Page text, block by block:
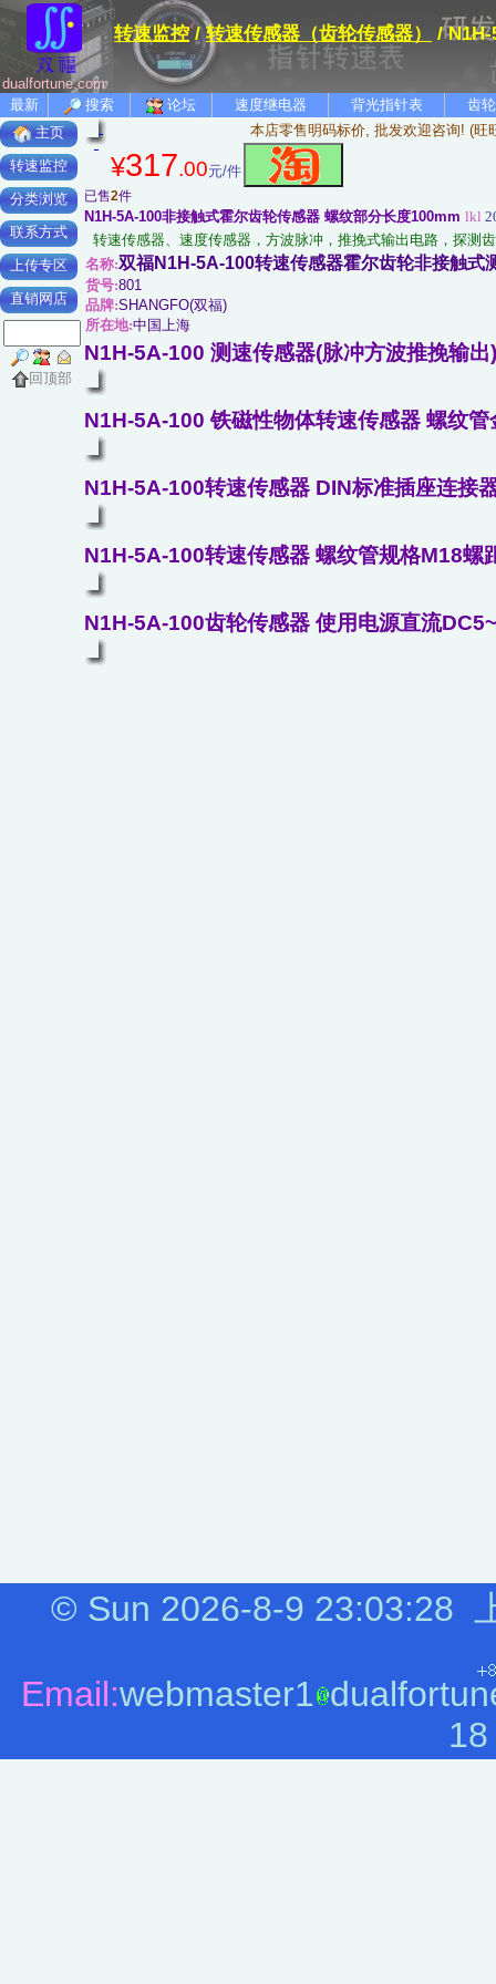
dualfortune.com
转速监控/转速传感器（齿轮传感器） /
最新 搜索 论坛 速度继电器 背光指针表
齿
主页
转速监控
分类浏览
联系方式
上传专区
直销网店
回顶部
本店零售明码标价, 批发欢迎咨询! (旺
¥317.00元/件
已售2件
N1H-5A-100非接触式霍尔齿轮传感器 螺纹部分长度100mm lkl
转速传感器、速度传感器，方波脉冲，推挽式输出电路，探测
名称:双福N1H-5A-100转速传感器霍尔齿轮非接触式
货号:801
品牌:SHANGFO(双福)
所在地:中国上海
N1H-5A-100 测速传感器(脉冲方波推挽输出)
N1H-5A-100 铁磁性物体转速传感器 螺纹管
N1H-5A-100转速传感器 DIN标准插座连接
N1H-5A-100转速传感器 螺纹管规格M18螺
N1H-5A-100齿轮传感器 使用电源直流
© Sun 2026-8-9 23:03:29
Email:webmaster1